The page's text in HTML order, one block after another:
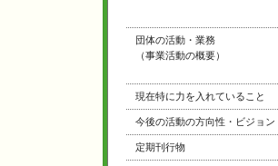
団体の活動・業務
（事業活動の概要）
現在特に力を入れていること
今後の活動の方向性・ビジョン
定期刊行物